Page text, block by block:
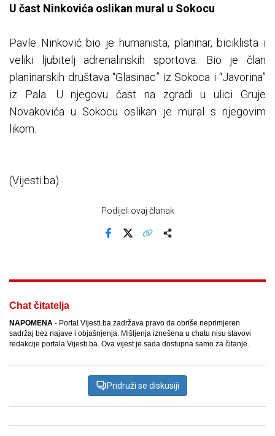
U čast Ninkovića oslikan mural u Sokocu
Pavle Ninković bio je humanista, planinar, biciklista i
veliki ljubitelj adrenalinskih sportova. Bio je član
planinarskih društava “Glasinac” iz Sokoca i “Javorina”
iz Pala. U njegovu čast na zgradi u ulici Gruje
Novakovića u Sokocu oslikan je mural s njegovim
likom.
(Vijesti.ba)
Podijeli ovaj članak
Chat čitatelja
NAPOMENA - Portal Vijesti.ba zadržava pravo da obriše neprimjeren
sadržaj bez najave i objašnjenja. Mišljenja iznešena u chatu nisu stavovi
redakcije portala Vijesti.ba. Ova vijest je sada dostupna samo za čitanje.
Pridruži se diskusiji